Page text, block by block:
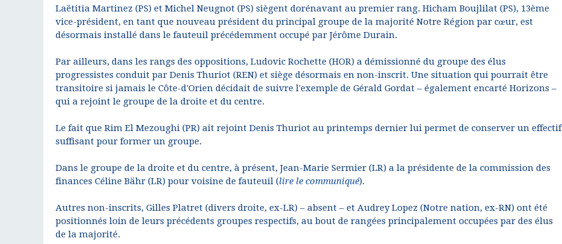
Laëtitia Martinez (PS) et Michel Neugnot (PS) siègent dorénavant au premier rang. Hicham Boujlilat (PS), 13ème
vice-président, en tant que nouveau président du principal groupe de la majorité Notre Région par cœur, est
désormais installé dans le fauteuil précédemment occupé par Jérôme Durain.
Par ailleurs, dans les rangs des oppositions, Ludovic Rochette (HOR) a démissionné du groupe des élus
progressistes conduit par Denis Thuriot (REN) et siège désormais en non-inscrit. Une situation qui pourrait être
transitoire si jamais le Côte-d'Orien décidait de suivre l'exemple de Gérald Gordat – également encarté Horizons –
qui a rejoint le groupe de la droite et du centre.
Le fait que Rim El Mezoughi (PR) ait rejoint Denis Thuriot au printemps dernier lui permet de conserver un effectif
suffisant pour former un groupe.
Dans le groupe de la droite et du centre, à présent, Jean-Marie Sermier (LR) a la présidente de la commission des
finances Céline Bähr (LR) pour voisine de fauteuil (lire le communiqué).
Autres non-inscrits, Gilles Platret (divers droite, ex-LR) – absent – et Audrey Lopez (Notre nation, ex-RN) ont été
positionnés loin de leurs précédents groupes respectifs, au bout de rangées principalement occupées par des élus
de la majorité.